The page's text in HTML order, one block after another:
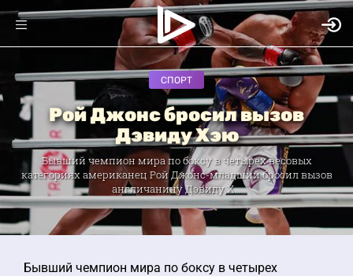
СПОРТ
Рой Джонс бросил вызов
Дэвиду Хэю
Бывший чемпион мира по боксу в четырех весовых
категориях американец Рой Джонс-младший бросил вызов
англичанину Дэвиду Х...
Бывший чемпион мира по боксу в четырех